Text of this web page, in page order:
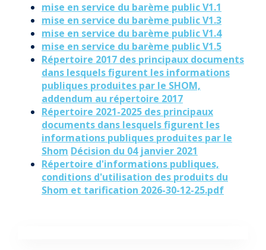
mise en service du barème public V1.1
mise en service du barème public V1.3
mise en service du barème public V1.4
mise en service du barème public V1.5
Répertoire 2017 des principaux documents
dans lesquels figurent les informations
publiques produites par le SHOM,
addendum au répertoire 2017
Répertoire 2021-2025 des principaux
documents dans lesquels figurent les
informations publiques produites par le
Shom Décision du 04 janvier 2021
Répertoire d'informations publiques,
conditions d'utilisation des produits du
Shom et tarification 2026-30-12-25.pdf